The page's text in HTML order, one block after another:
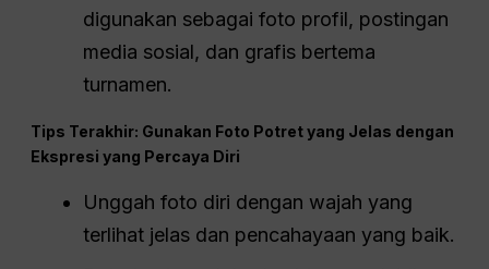
digunakan sebagai foto profil, postingan
media sosial, dan grafis bertema
turnamen.
Tips Terakhir: Gunakan Foto Potret yang Jelas dengan
Ekspresi yang Percaya Diri
Unggah foto diri dengan wajah yang
terlihat jelas dan pencahayaan yang baik.